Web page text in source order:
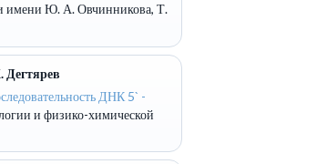
имени Ю. А. Овчинникова, Т.
ДНК 5` -
и физико-химической